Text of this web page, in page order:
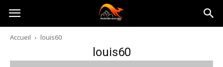
Australia-
australie.com
Accueil louis60
louis60